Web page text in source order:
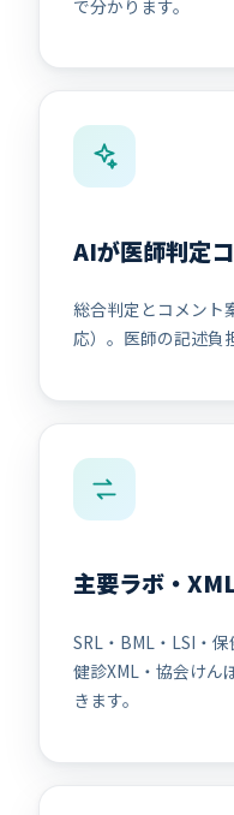
で分かります。
AIが医師判定
総合判定とコメント
応）。医師の記述負
主要ラボ・
SRL・BML・LSI・
健診XML・協会けん
きます。